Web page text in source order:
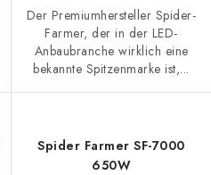
Der Premiumhersteller Spider-
Farmer, der in der LED-
Anbaubranche wirklich eine
bekannte Spitzenmarke ist,...
Spider Farmer SF-7000
650W